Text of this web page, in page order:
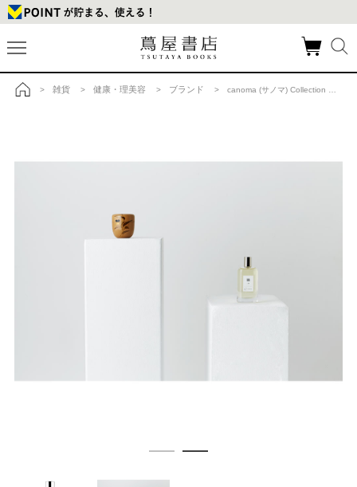
> 雑貨 > 健康・理美容 > ブランド > canoma (サノマ) Collection 香水 1-24 鈴虫 30mLの商品詳細